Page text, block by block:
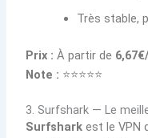
Très stable,
Prix : À partir de
Note : ⭐⭐⭐⭐⭐
3. Surfshark — Le
Surfshark est le VPN